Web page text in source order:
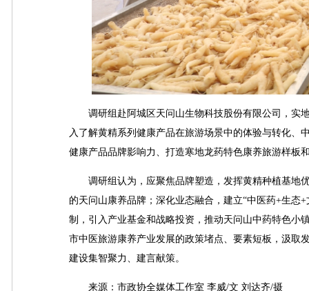
调研组赴阿城区天问山生物科技股份有限公司，实
入了解黄精系列健康产品在旅游场景中的体验与转化、
健康产品品牌影响力、打造寒地龙药特色康养旅游样板
调研组认为，应聚焦品牌塑造，发挥黄精种植基地
的天问山康养品牌；深化业态融合，建立“中医药+生态
制，引入产业基金和战略投资，推动天问山中药特色小
市中医旅游康养产业发展的政策堵点、要素短板，汲取
建设集智聚力、建言献策。
来源：市政协全媒体工作室 李威/文 刘达齐/摄